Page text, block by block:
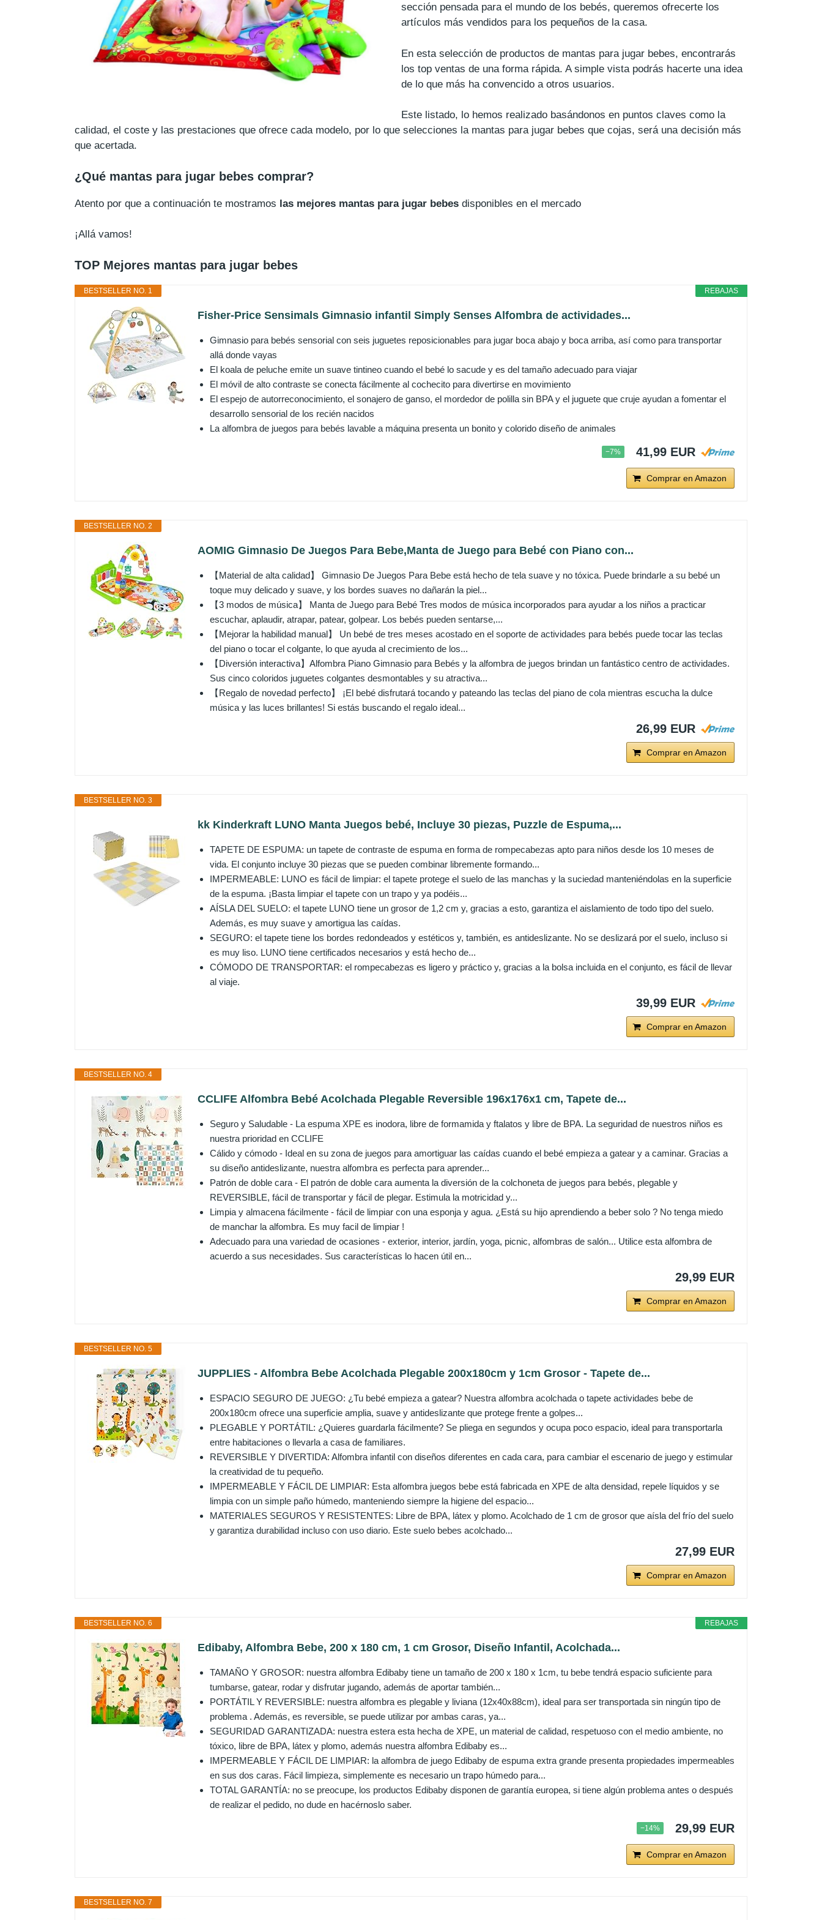
sección pensada para el mundo de los bebés, queremos ofrecerte los
artículos más vendidos para los pequeños de la casa.
En esta selección de productos de mantas para jugar bebes, encontrarás
los top ventas de una forma rápida. A simple vista podrás hacerte una idea
de lo que más ha convencido a otros usuarios.
Este listado, lo hemos realizado basándonos en puntos claves como la
calidad, el coste y las prestaciones que ofrece cada modelo, por lo que selecciones la mantas para jugar bebes que cojas, será una decisión más
que acertada.
¿Qué mantas para jugar bebes comprar?
Atento por que a continuación te mostramos las mejores mantas para jugar bebes disponibles en el mercado
¡Allá vamos!
TOP Mejores mantas para jugar bebes
REBAJAS
BESTSELLER NO. 1
Fisher-Price Sensimals Gimnasio infantil Simply Senses Alfombra de actividades...
Gimnasio para bebés sensorial con seis juguetes reposicionables para jugar boca abajo y boca arriba, así como para transportar
allá donde vayas
El koala de peluche emite un suave tintineo cuando el bebé lo sacude y es del tamaño adecuado para viajar
El móvil de alto contraste se conecta fácilmente al cochecito para divertirse en movimiento
El espejo de autorreconocimiento, el sonajero de ganso, el mordedor de polilla sin BPA y el juguete que cruje ayudan a fomentar el
desarrollo sensorial de los recién nacidos
La alfombra de juegos para bebés lavable a máquina presenta un bonito y colorido diseño de animales
−7% 41,99 EUR
Comprar en Amazon
BESTSELLER NO. 2
AOMIG Gimnasio De Juegos Para Bebe,Manta de Juego para Bebé con Piano con...
【Material de alta calidad】 Gimnasio De Juegos Para Bebe está hecho de tela suave y no tóxica. Puede brindarle a su bebé un
toque muy delicado y suave, y los bordes suaves no dañarán la piel...
【3 modos de música】 Manta de Juego para Bebé Tres modos de música incorporados para ayudar a los niños a practicar
escuchar, aplaudir, atrapar, patear, golpear. Los bebés pueden sentarse,...
【Mejorar la habilidad manual】 Un bebé de tres meses acostado en el soporte de actividades para bebés puede tocar las teclas
del piano o tocar el colgante, lo que ayuda al crecimiento de los...
【Diversión interactiva】Alfombra Piano Gimnasio para Bebés y la alfombra de juegos brindan un fantástico centro de actividades.
Sus cinco coloridos juguetes colgantes desmontables y su atractiva...
【Regalo de novedad perfecto】 ¡El bebé disfrutará tocando y pateando las teclas del piano de cola mientras escucha la dulce
música y las luces brillantes! Si estás buscando el regalo ideal...
26,99 EUR
Comprar en Amazon
BESTSELLER NO. 3
kk Kinderkraft LUNO Manta Juegos bebé, Incluye 30 piezas, Puzzle de Espuma,...
TAPETE DE ESPUMA: un tapete de contraste de espuma en forma de rompecabezas apto para niños desde los 10 meses de
vida. El conjunto incluye 30 piezas que se pueden combinar libremente formando...
IMPERMEABLE: LUNO es fácil de limpiar: el tapete protege el suelo de las manchas y la suciedad manteniéndolas en la superficie
de la espuma. ¡Basta limpiar el tapete con un trapo y ya podéis...
AÍSLA DEL SUELO: el tapete LUNO tiene un grosor de 1,2 cm y, gracias a esto, garantiza el aislamiento de todo tipo del suelo.
Además, es muy suave y amortigua las caídas.
SEGURO: el tapete tiene los bordes redondeados y estéticos y, también, es antideslizante. No se deslizará por el suelo, incluso si
es muy liso. LUNO tiene certificados necesarios y está hecho de...
CÓMODO DE TRANSPORTAR: el rompecabezas es ligero y práctico y, gracias a la bolsa incluida en el conjunto, es fácil de llevar
al viaje.
39,99 EUR
Comprar en Amazon
BESTSELLER NO. 4
CCLIFE Alfombra Bebé Acolchada Plegable Reversible 196x176x1 cm, Tapete de...
Seguro y Saludable - La espuma XPE es inodora, libre de formamida y ftalatos y libre de BPA. La seguridad de nuestros niños es
nuestra prioridad en CCLIFE
Cálido y cómodo - Ideal en su zona de juegos para amortiguar las caídas cuando el bebé empieza a gatear y a caminar. Gracias a
su diseño antideslizante, nuestra alfombra es perfecta para aprender...
Patrón de doble cara - El patrón de doble cara aumenta la diversión de la colchoneta de juegos para bebés, plegable y
REVERSIBLE, fácil de transportar y fácil de plegar. Estimula la motricidad y...
Limpia y almacena fácilmente - fácil de limpiar con una esponja y agua. ¿Está su hijo aprendiendo a beber solo ? No tenga miedo
de manchar la alfombra. Es muy facil de limpiar !
Adecuado para una variedad de ocasiones - exterior, interior, jardín, yoga, picnic, alfombras de salón... Utilice esta alfombra de
acuerdo a sus necesidades. Sus características lo hacen útil en...
29,99 EUR
Comprar en Amazon
BESTSELLER NO. 5
JUPPLIES - Alfombra Bebe Acolchada Plegable 200x180cm y 1cm Grosor - Tapete de...
ESPACIO SEGURO DE JUEGO: ¿Tu bebé empieza a gatear? Nuestra alfombra acolchada o tapete actividades bebe de
200x180cm ofrece una superficie amplia, suave y antideslizante que protege frente a golpes...
PLEGABLE Y PORTÁTIL: ¿Quieres guardarla fácilmente? Se pliega en segundos y ocupa poco espacio, ideal para transportarla
entre habitaciones o llevarla a casa de familiares.
REVERSIBLE Y DIVERTIDA: Alfombra infantil con diseños diferentes en cada cara, para cambiar el escenario de juego y estimular
la creatividad de tu pequeño.
IMPERMEABLE Y FÁCIL DE LIMPIAR: Esta alfombra juegos bebe está fabricada en XPE de alta densidad, repele líquidos y se
limpia con un simple paño húmedo, manteniendo siempre la higiene del espacio...
MATERIALES SEGUROS Y RESISTENTES: Libre de BPA, látex y plomo. Acolchado de 1 cm de grosor que aísla del frío del suelo
y garantiza durabilidad incluso con uso diario. Este suelo bebes acolchado...
27,99 EUR
Comprar en Amazon
REBAJAS
BESTSELLER NO. 6
Edibaby, Alfombra Bebe, 200 x 180 cm, 1 cm Grosor, Diseño Infantil, Acolchada...
TAMAÑO Y GROSOR: nuestra alfombra Edibaby tiene un tamaño de 200 x 180 x 1cm, tu bebe tendrá espacio suficiente para
tumbarse, gatear, rodar y disfrutar jugando, además de aportar también...
PORTÁTIL Y REVERSIBLE: nuestra alfombra es plegable y liviana (12x40x88cm), ideal para ser transportada sin ningún tipo de
problema . Además, es reversible, se puede utilizar por ambas caras, ya...
SEGURIDAD GARANTIZADA: nuestra estera esta hecha de XPE, un material de calidad, respetuoso con el medio ambiente, no
tóxico, libre de BPA, látex y plomo, además nuestra alfombra Edibaby es...
IMPERMEABLE Y FÁCIL DE LIMPIAR: la alfombra de juego Edibaby de espuma extra grande presenta propiedades impermeables
en sus dos caras. Fácil limpieza, simplemente es necesario un trapo húmedo para...
TOTAL GARANTÍA: no se preocupe, los productos Edibaby disponen de garantía europea, si tiene algún problema antes o después
de realizar el pedido, no dude en hacérnoslo saber.
−14% 29,99 EUR
Comprar en Amazon
BESTSELLER NO. 7